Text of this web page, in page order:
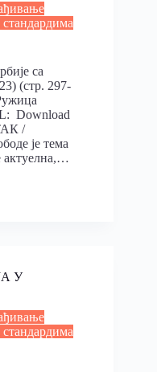
са
(стр. 297-
Download
/
је тема
актуелна,…
У